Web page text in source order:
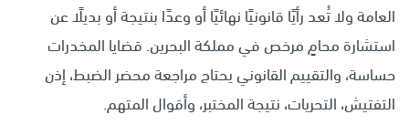
العامة ولا تُعد رأيًا قانونيًا نهائيًا أو وعدًا بنتيجة أو بديلًا عن
استشارة محامٍ مرخص في مملكة البحرين. قضايا المخدرات
حساسة، والتقييم القانوني يحتاج مراجعة محضر الضبط، إذن
التفتيش، التحريات، نتيجة المختبر، وأقوال المتهم.